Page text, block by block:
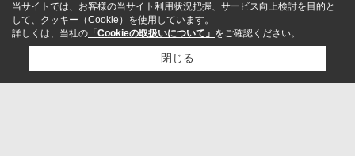
当サイトでは、お客様の当サイト利用状況把握、サービス向上検討を目的と
して、クッキー（Cookie）を使用しています。
詳しくは、当社の 「Cookieの取扱いについて」 をご確認ください。
閉じる